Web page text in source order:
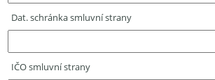
Dat. schránka smluvní strany
IČO smluvní strany